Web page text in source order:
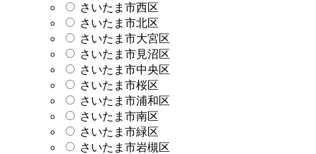
さいたま市西区
さいたま市北区
さいたま市大宮区
さいたま市見沼区
さいたま市中央区
さいたま市桜区
さいたま市浦和区
さいたま市南区
さいたま市緑区
さいたま市岩槻区